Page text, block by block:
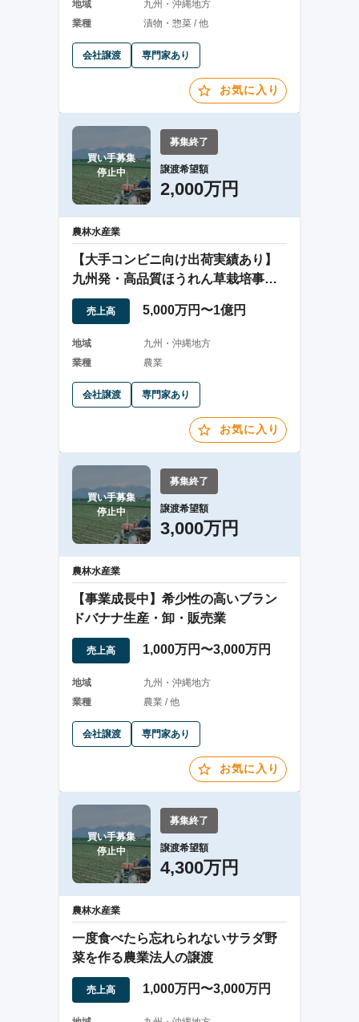
地域
九州・沖縄地方
業種
漬物・惣菜 / 他
会社譲渡 専門家あり
お気に入り
買い手募集
停止中
募集終了
譲渡希望額
2,000万円
農林水産業
【大手コンビニ向け出荷実績あり】
九州発・高品質ほうれん草栽培事業
譲渡案件
売上高 5,000万円〜1億円
地域
九州・沖縄地方
業種
農業
会社譲渡 専門家あり
お気に入り
買い手募集
停止中
募集終了
譲渡希望額
3,000万円
農林水産業
【事業成長中】希少性の高いブラン
ドバナナ生産・卸・販売業
売上高 1,000万円〜3,000万円
地域
九州・沖縄地方
業種
農業 / 他
会社譲渡 専門家あり
お気に入り
買い手募集
停止中
募集終了
譲渡希望額
4,300万円
農林水産業
⼀度⾷べたら忘れられないサラダ野
菜を作る農業法⼈の譲渡
売上高 1,000万円〜3,000万円